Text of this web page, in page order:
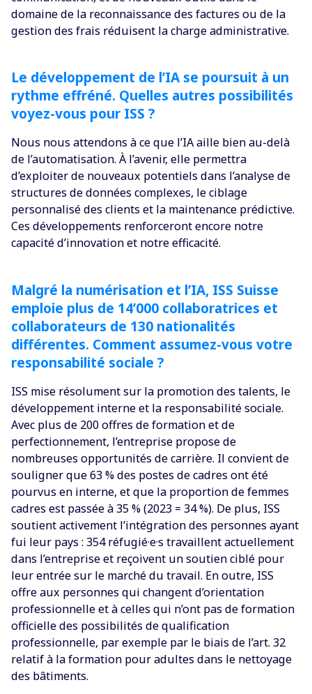
domaine de la reconnaissance des factures ou de la
gestion des frais réduisent la charge administrative.
Le développement de l’IA se poursuit à un
rythme effréné. Quelles autres possibilités
voyez-vous pour ISS ?
Nous nous attendons à ce que l’IA aille bien au-delà
de l’automatisation. À l’avenir, elle permettra
d’exploiter de nouveaux potentiels dans l’analyse de
structures de données complexes, le ciblage
personnalisé des clients et la maintenance prédictive.
Ces développements renforceront encore notre
capacité d’innovation et notre efficacité.
Malgré la numérisation et l’IA, ISS Suisse
emploie plus de 14’000 collaboratrices et
collaborateurs de 130 nationalités
différentes. Comment assumez-vous votre
responsabilité sociale ?
ISS mise résolument sur la promotion des talents, le
développement interne et la responsabilité sociale.
Avec plus de 200 offres de formation et de
perfectionnement, l’entreprise propose de
nombreuses opportunités de carrière. Il convient de
souligner que 63 % des postes de cadres ont été
pourvus en interne, et que la proportion de femmes
cadres est passée à 35 % (2023 = 34 %). De plus, ISS
soutient activement l’intégration des personnes ayant
fui leur pays : 354 réfugié·e·s travaillent actuellement
dans l’entreprise et reçoivent un soutien ciblé pour
leur entrée sur le marché du travail. En outre, ISS
offre aux personnes qui changent d’orientation
professionnelle et à celles qui n’ont pas de formation
officielle des possibilités de qualification
professionnelle, par exemple par le biais de l’art. 32
relatif à la formation pour adultes dans le nettoyage
des bâtiments.